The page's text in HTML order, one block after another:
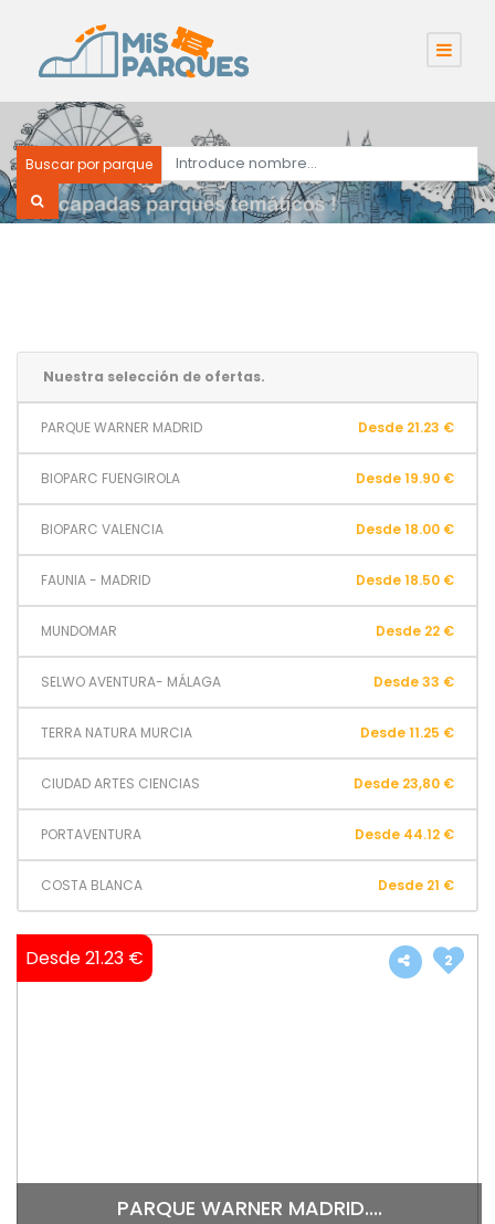
Buscar por parque
Nuestra selección de ofertas.
PARQUE WARNER MADRID Desde 21.23 €
BIOPARC FUENGIROLA Desde 19.90 €
BIOPARC VALENCIA Desde 18.00 €
FAUNIA - MADRID Desde 18.50 €
MUNDOMAR Desde 22 €
SELWO AVENTURA- MÁLAGA Desde 33 €
TERRA NATURA MURCIA Desde 11.25 €
CIUDAD ARTES CIENCIAS Desde 23,80 €
PORTAVENTURA Desde 44.12 €
COSTA BLANCA Desde 21 €
Desde 21.23 €
PARQUE WARNER MADRID....
2